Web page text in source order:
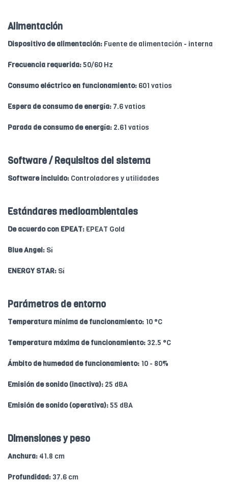
Alimentación
Dispositivo de alimentación: Fuente de alimentación - interna
Frecuencia requerida:50/60 Hz
Consumo eléctrico en funcionamiento: 601 vatios
Espera de consumo de energía: 7.6 vatios
Parada de consumo de energía: 2.61 vatios
Software / Requisitos del sistema
Software incluido: Controladores y utilidades
Estándares medioambientales
De acuerdo con EPEAT: EPEAT Gold
Blue Angel: Sí
ENERGY STAR: Sí
Parámetros de entorno
Temperatura mínima de funcionamiento: 10 °C
Temperatura máxima de funcionamiento: 32.5 °C
Ámbito de humedad de funcionamiento: 10 - 80%
Emisión de sonido (inactiva): 25 dBA
Emisión de sonido (operativa):55 dBA
Dimensiones y peso
Anchura: 41.8 cm
Profundidad: 37.6 cm